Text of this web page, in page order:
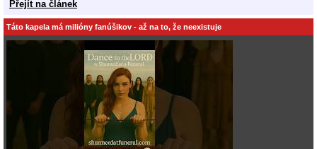
Přejít na článek
Táto kapela má milióny fanúšikov - až na to, že neexistuje